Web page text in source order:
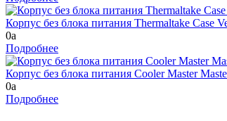
Корпус без блока питания Thermaltake
0a
Подробнее
Корпус без блока питания Cooler Master
0a
Подробнее